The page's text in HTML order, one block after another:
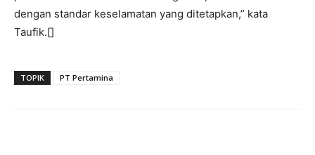
dengan standar keselamatan yang ditetapkan,” kata
Taufik.[]
TOPIK PT Pertamina